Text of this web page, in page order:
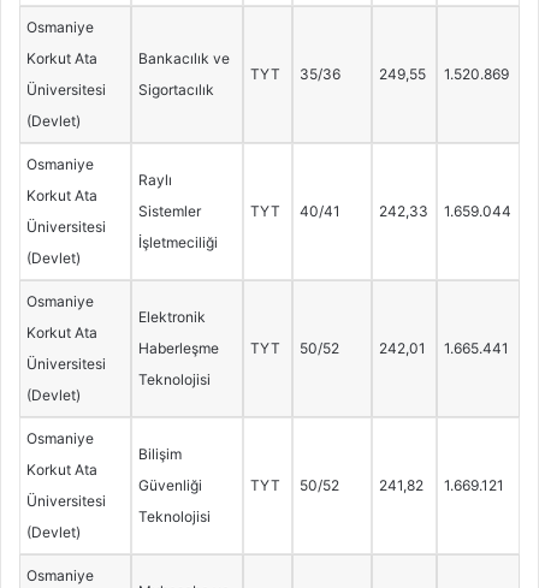
Osmaniye
Korkut Ata
Üniversitesi
(Devlet)
Bankacılık ve
Sigortacılık
TYT 35/36 249,55 1.520.869
Osmaniye
Korkut Ata
Üniversitesi
(Devlet)
Raylı
Sistemler
İşletmeciliği
TYT 40/41 242,33 1.659.044
Osmaniye
Korkut Ata
Üniversitesi
(Devlet)
Elektronik
Haberleşme
Teknolojisi
TYT 50/52 242,01 1.665.441
Osmaniye
Korkut Ata
Üniversitesi
(Devlet)
Bilişim
Güvenliği
Teknolojisi
TYT 50/52 241,82 1.669.121
Osmaniye